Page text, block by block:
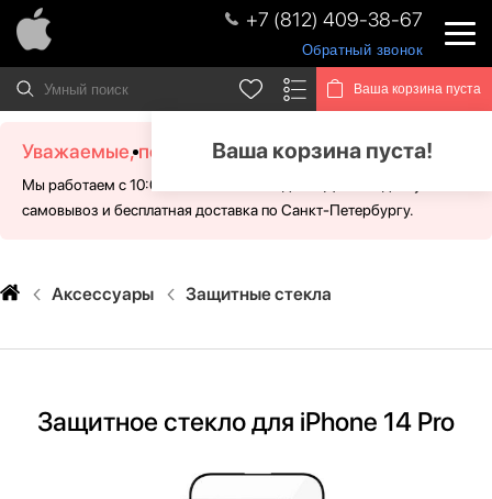
+7 (812) 409-38-67
Обратный звонок
Ваша корзина пуста
Ваша корзина пуста!
Уважаемые, посетители!
Мы работаем с 10:00 - 21:00 без выходных. Для Вас доступен
самовывоз и бесплатная доставка по Санкт-Петербургу.
Аксессуары Защитные стекла
Защитное стекло для iPhone 14 Pro